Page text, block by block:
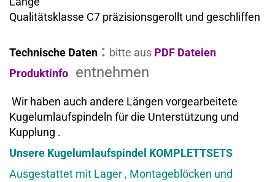
Qualitätsklasse C7 präzisionsgerollt und geschliffen
Technische Daten : bitte aus PDF Dateien
Produktinfo
entnehmen
Wir haben auch andere Längen vorgearbeitete
Kugelumlaufspindeln für die Unterstützung und
Kupplung .
Unsere Kugelumlaufspindel KOMPLETTSETS
Ausgestattet mit Lager , Montageblöcken und